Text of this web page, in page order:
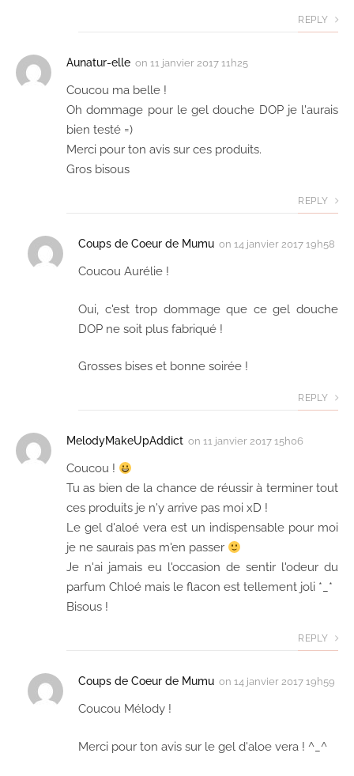
REPLY
Aunatur-elle on 11 janvier 2017 11h25
Coucou ma belle !
Oh dommage pour le gel douche DOP je l'aurais
bien testé =)
Merci pour ton avis sur ces produits.
Gros bisous
REPLY
Coups de Coeur de Mumu on 14 janvier 2017 19h58
Coucou Aurélie !
Oui, c'est trop dommage que ce gel douche
DOP ne soit plus fabriqué !
Grosses bises et bonne soirée !
REPLY
MelodyMakeUpAddict on 11 janvier 2017 15h06
Coucou !
Tu as bien de la chance de réussir à terminer tout
ces produits je n'y arrive pas moi xD !
Le gel d'aloé vera est un indispensable pour moi
je ne saurais pas m'en passer
Je n'ai jamais eu l'occasion de sentir l'odeur du
parfum Chloé mais le flacon est tellement joli *_*
Bisous !
REPLY
Coups de Coeur de Mumu on 14 janvier 2017 19h59
Coucou Mélody !
Merci pour ton avis sur le gel d'aloe vera ! ^_^